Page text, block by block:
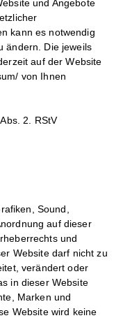
und Angebote
kann es notwendig
ändern. Die jeweils
auf der Website
von Ihnen
2. RStV
Sound,
auf dieser
und
Website darf nicht zu
verändert oder
in dieser Website
Marken und
Website wird keine